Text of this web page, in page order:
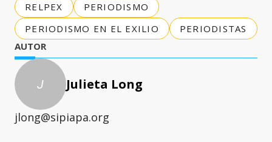
RELPEX
PERIODISMO
PERIODISMO EN EL EXILIO
PERIODISTAS
AUTOR
J Julieta Long
jlong@sipiapa.org